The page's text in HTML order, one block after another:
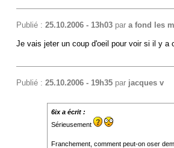
Publié : 25.10.2006 - 13h03par a fond les
Je vais jeter un coup d'oeil pour voir si il y a
Publié : 25.10.2006 - 19h35par jacques v
6ix a écrit :
Sérieusement
Franchement, comment peut-on oser